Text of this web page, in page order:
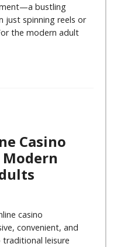
bustling
just spinning reels or
the modern adult
Casino
casino
convenient, and
leisure